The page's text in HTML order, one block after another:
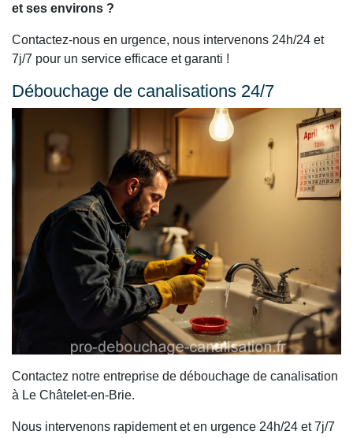
et ses environs ?
Contactez-nous en urgence, nous intervenons 24h/24 et
7j/7 pour un service efficace et garanti !
Débouchage de canalisations 24/7
Contactez notre entreprise de débouchage de canalisation
à Le Châtelet-en-Brie.
Nous intervenons rapidement et en urgence 24h/24 et 7j/7